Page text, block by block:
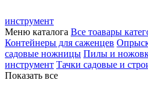
инструмент
Меню каталога Все тоавары
Контейнеры для саженцев
садовые ножницы Пилы и
инструмент Тачки садовые и
Показать все